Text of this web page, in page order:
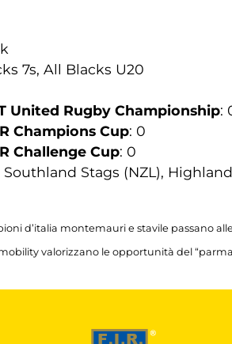
7s, All Blacks U20
United Rugby Championship:
Champions Cup: 0
Challenge Cup: 0
Southland Stags (NZL),
d’italia montemauri e stavile passano
valorizzano le opportunità del